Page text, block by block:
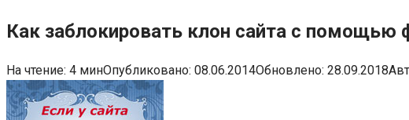
Как заблокировать клон сайта с помощью
На чтение: 4 минОпубликовано: 08.06.2014Обновлено: 28.09.2018